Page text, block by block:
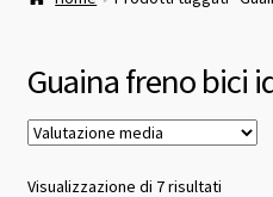
Chi siamo
Guaina freno bici
Visualizzazione di 7 risultati